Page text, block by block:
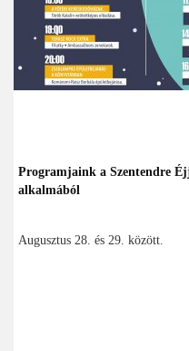
Programjaink a Szentendre
alkalmából
Augusztus 28. és 29. között.